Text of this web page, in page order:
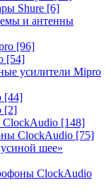
Shure [6]
и антенны
[96]
[54]
усилители Mipro
[44]
[2]
[148]
ClockAudio [75]
шее»
ClockAudio